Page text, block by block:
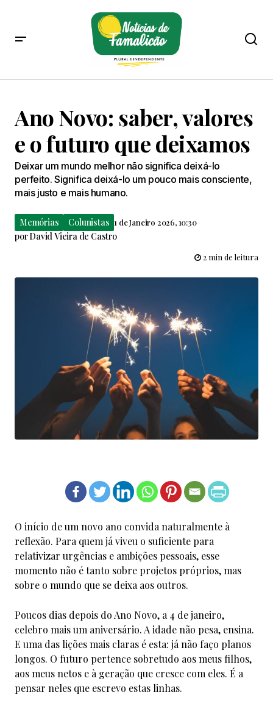
Ano Novo: saber, valores
e o futuro que deixamos
Deixar um mundo melhor não significa deixá-lo
perfeito. Significa deixá-lo um pouco mais consciente,
mais justo e mais humano.
Memórias Colunistas 1 de Janeiro 2026, 10:30
porDavid Vieira de Castro
2 min de leitura
O início de um novo ano convida naturalmente à
reflexão. Para quem já viveu o suficiente para
relativizar urgências e ambições pessoais, esse
momento não é tanto sobre projetos próprios, mas
sobre o mundo que se deixa aos outros.
Poucos dias depois do Ano Novo, a 4 de janeiro,
celebro mais um aniversário. A idade não pesa, ensina.
E uma das lições mais claras é esta: já não faço planos
longos. O futuro pertence sobretudo aos meus filhos,
aos meus netos e à geração que cresce com eles. É a
pensar neles que escrevo estas linhas.